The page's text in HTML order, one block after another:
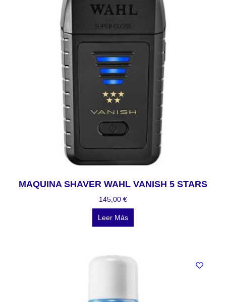
MAQUINA SHAVER WAHL VANISH 5 STARS
145,00 €
Leer Más